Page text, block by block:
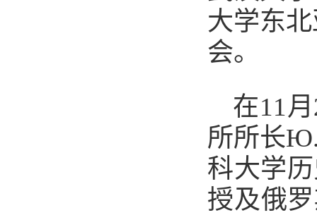
大学东
会。
在11月
所所长Ю
科大学
授及俄